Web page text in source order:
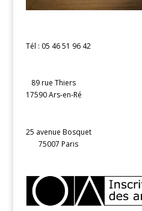
Tél : 05 46 51 96 42
89 rue Thiers
17590 Ars-en-Ré
25 avenue Bosquet
75007 Paris